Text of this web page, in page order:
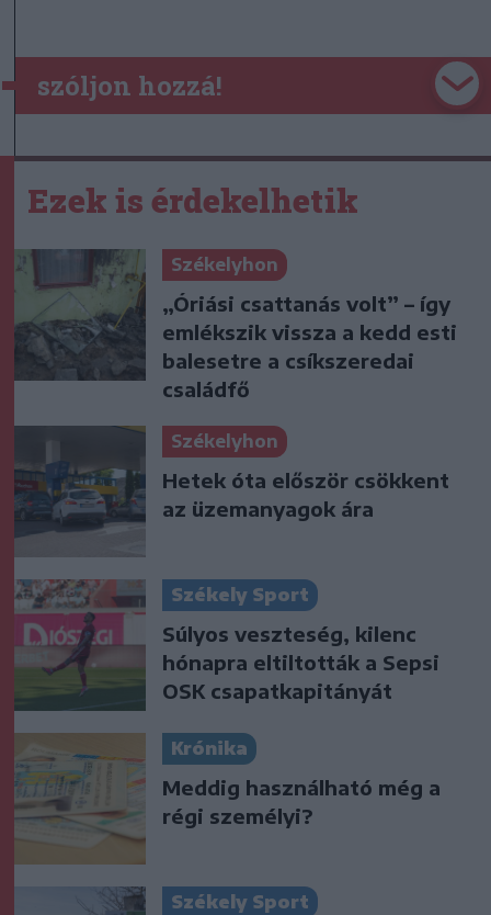
szóljon hozzá!
Ezek is érdekelhetik
Székelyhon
„Óriási csattanás volt” – így
emlékszik vissza a kedd esti
balesetre a csíkszeredai
családfő
Székelyhon
Hetek óta először csökkent
az üzemanyagok ára
Székely Sport
Súlyos veszteség, kilenc
hónapra eltiltották a Sepsi
OSK csapatkapitányát
Krónika
Meddig használható még a
régi személyi?
Székely Sport